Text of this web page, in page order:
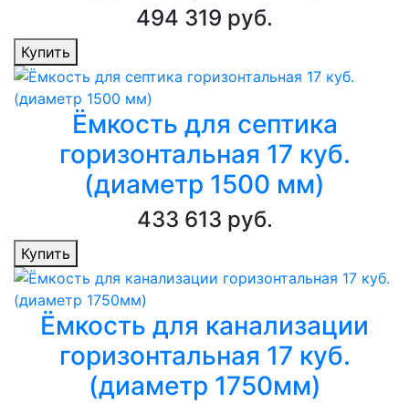
494 319 руб.
Купить
Ёмкость для септика
горизонтальная 17 куб.
(диаметр 1500 мм)
433 613 руб.
Купить
Ёмкость для канализации
горизонтальная 17 куб.
(диаметр 1750мм)